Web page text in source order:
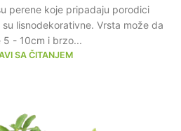
perene koje pripadaju porodici
lisnodekorativne. Vrsta može da
5 - 10cm i brzo...
SA ČITANJEM